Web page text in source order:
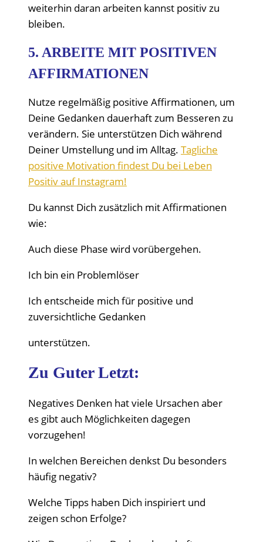
weiterhin daran arbeiten kannst positiv zu
bleiben.
5. ARBEITE MIT POSITIVEN
AFFIRMATIONEN
Nutze regelmäßig positive Affirmationen, um
Deine Gedanken dauerhaft zum Besseren zu
verändern. Sie unterstützen Dich während
Deiner Umstellung und im Alltag. Tagliche
positive Motivation findest Du bei Leben
Positiv auf Instagram!
Du kannst Dich zusätzlich mit Affirmationen
wie:
Auch diese Phase wird vorübergehen.
Ich bin ein Problemlöser
Ich entscheide mich für positive und
zuversichtliche Gedanken
unterstützen.
Zu Guter Letzt:
Negatives Denken hat viele Ursachen aber
es gibt auch Möglichkeiten dagegen
vorzugehen!
In welchen Bereichen denkst Du besonders
häufig negativ?
Welche Tipps haben Dich inspiriert und
zeigen schon Erfolge?